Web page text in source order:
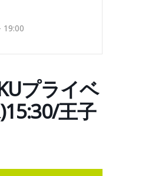
19:00
プライベ
王子